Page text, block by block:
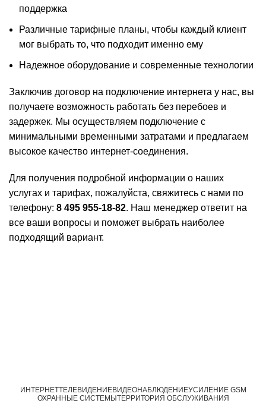
поддержка
Различные тарифные планы, чтобы каждый клиент
мог выбрать то, что подходит именно ему
Надежное оборудование и современные технологии
Заключив договор на подключение интернета у нас, вы
получаете возможность работать без перебоев и
задержек. Мы осуществляем подключение с
минимальными временными затратами и предлагаем
высокое качество интернет-соединения.
Для получения подробной информации о наших
услугах и тарифах, пожалуйста, свяжитесь с нами по
телефону: 8 495 955-18-82. Наш менеджер ответит на
все ваши вопросы и поможет выбрать наиболее
подходящий вариант.
ИНТЕРНЕТТЕЛЕВИДЕНИЕВИДЕОНАБЛЮДЕНИЕУСИЛЕНИЕ GSM
ОХРАННЫЕ СИСТЕМЫТЕРРИТОРИЯ ОБСЛУЖИВАНИЯ